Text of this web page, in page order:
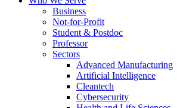
Business
Not-for-Profit
Student & Postdoc
Professor
Sectors
Advanced Manufacturing
Artificial Intelligence
Cleantech
Cybersecurity